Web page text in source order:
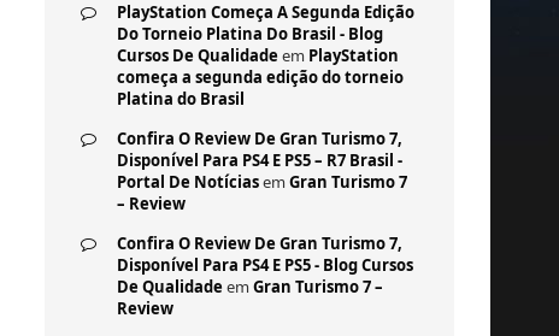
PlayStation Começa A Segunda Edição
Do Torneio Platina Do Brasil - Blog
Cursos De Qualidade em PlayStation
começa a segunda edição do torneio
Platina do Brasil
Confira O Review De Gran Turismo 7,
Disponível Para PS4 E PS5 – R7 Brasil -
Portal De Notíciasem Gran Turismo 7
– Review
Confira O Review De Gran Turismo 7,
Disponível Para PS4 E PS5 - Blog Cursos
De Qualidade em Gran Turismo 7 –
Review